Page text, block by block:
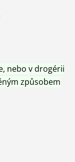
nebo v drogérii
způsobem